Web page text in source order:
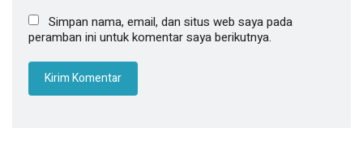
Simpan nama, email, dan situs web saya pada
peramban ini untuk komentar saya berikutnya.